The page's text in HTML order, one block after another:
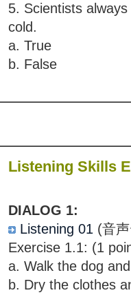
5. Scientists
cold.
a. True
b. False
Listening Skills
DIALOG 1:
Listening 01 (音
Exercise 1.1: (1
a. Walk the dog
b. Dry the clothes